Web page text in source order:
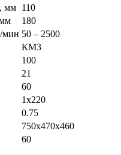
мм 110
180
мин 50 – 2500
КМ3
100
21
60
1x220
0.75
750х470х460
60